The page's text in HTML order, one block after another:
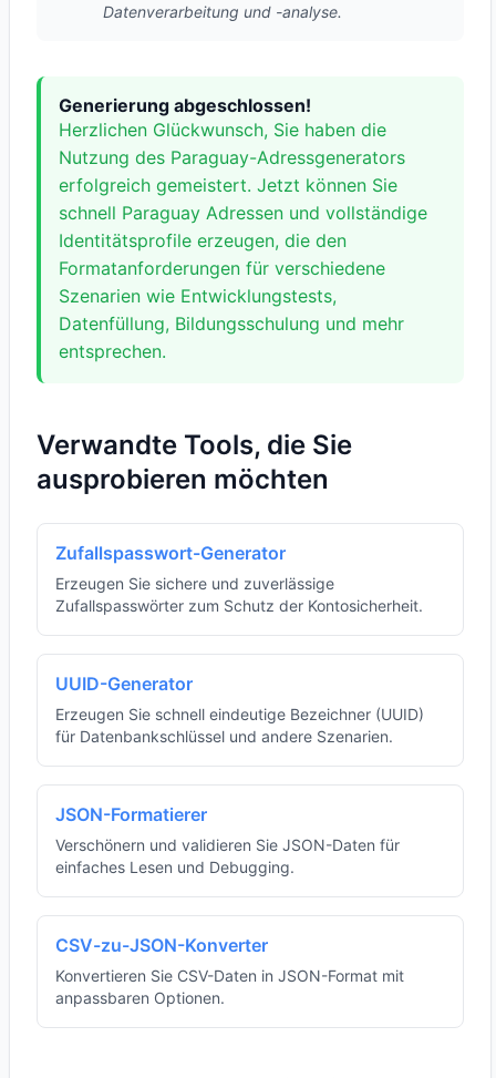
Datenverarbeitung und -analyse.
Generierung abgeschlossen!
Herzlichen Glückwunsch, Sie haben die
Nutzung des Paraguay-Adressgenerators
erfolgreich gemeistert. Jetzt können Sie
schnell Paraguay Adressen und vollständige
Identitätsprofile erzeugen, die den
Formatanforderungen für verschiedene
Szenarien wie Entwicklungstests,
Datenfüllung, Bildungsschulung und mehr
entsprechen.
Verwandte Tools, die Sie
ausprobieren möchten
Zufallspasswort-Generator
Erzeugen Sie sichere und zuverlässige
Zufallspasswörter zum Schutz der Kontosicherheit.
UUID-Generator
Erzeugen Sie schnell eindeutige Bezeichner (UUID)
für Datenbankschlüssel und andere Szenarien.
JSON-Formatierer
Verschönern und validieren Sie JSON-Daten für
einfaches Lesen und Debugging.
CSV-zu-JSON-Konverter
Konvertieren Sie CSV-Daten in JSON-Format mit
anpassbaren Optionen.